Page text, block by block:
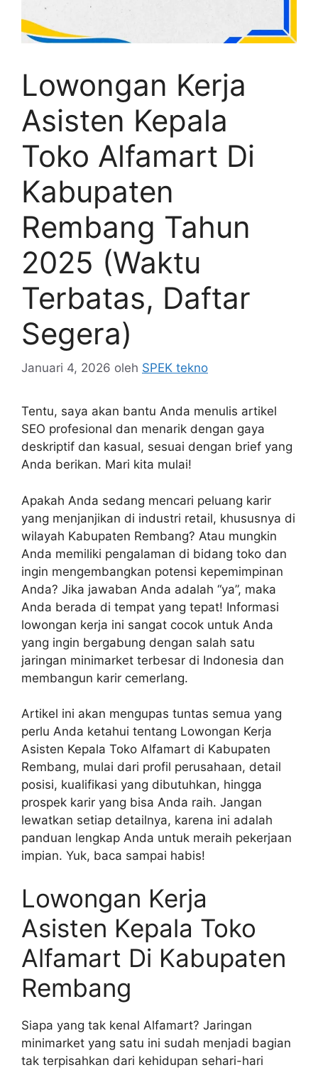
Lowongan Kerja
Asisten Kepala
Toko Alfamart Di
Kabupaten
Rembang Tahun
2025 (Waktu
Terbatas, Daftar
Segera)
Januari 4, 2026 oleh SPEK tekno
Tentu, saya akan bantu Anda menulis artikel
SEO profesional dan menarik dengan gaya
deskriptif dan kasual, sesuai dengan brief yang
Anda berikan. Mari kita mulai!
Apakah Anda sedang mencari peluang karir
yang menjanjikan di industri retail, khususnya di
wilayah Kabupaten Rembang? Atau mungkin
Anda memiliki pengalaman di bidang toko dan
ingin mengembangkan potensi kepemimpinan
Anda? Jika jawaban Anda adalah “ya”, maka
Anda berada di tempat yang tepat! Informasi
lowongan kerja ini sangat cocok untuk Anda
yang ingin bergabung dengan salah satu
jaringan minimarket terbesar di Indonesia dan
membangun karir cemerlang.
Artikel ini akan mengupas tuntas semua yang
perlu Anda ketahui tentang Lowongan Kerja
Asisten Kepala Toko Alfamart di Kabupaten
Rembang, mulai dari profil perusahaan, detail
posisi, kualifikasi yang dibutuhkan, hingga
prospek karir yang bisa Anda raih. Jangan
lewatkan setiap detailnya, karena ini adalah
panduan lengkap Anda untuk meraih pekerjaan
impian. Yuk, baca sampai habis!
Lowongan Kerja
Asisten Kepala Toko
Alfamart Di Kabupaten
Rembang
Siapa yang tak kenal Alfamart? Jaringan
minimarket yang satu ini sudah menjadi bagian
tak terpisahkan dari kehidupan sehari-hari